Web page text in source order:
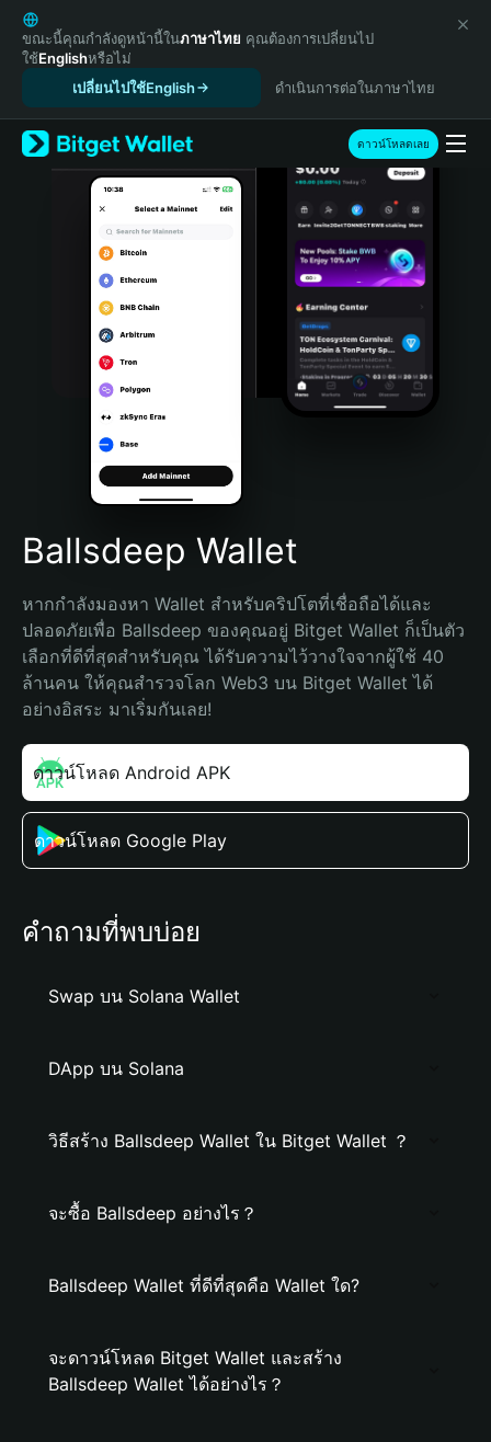
English
日本語
Tiếng Việt
Español (Latinoamérica)
Türkçe
Italiano
Português (Portugal)
Bahasa Indonesia
Português (Brasil)
Español (Argentina)
ขณะนี้คุณกำลังดูหน้านี้ในภาษาไทย คุณต้องการเปลี่ยนไป
ใช้Englishหรือไม่
เปลี่ยนไปใช้English
ดำเนินการต่อในภาษาไทย
ดาวน์โหลดเลย
Ballsdeep Wallet
หากกำลังมองหา Wallet สำหรับคริปโตที่เชื่อถือได้และ
ปลอดภัยเพื่อ Ballsdeep ของคุณอยู่ Bitget Wallet ก็เป็นตัว
เลือกที่ดีที่สุดสำหรับคุณ ได้รับความไว้วางใจจากผู้ใช้ 40
ล้านคน ให้คุณสำรวจโลก Web3 บน Bitget Wallet ได้
อย่างอิสระ มาเริ่มกันเลย!
ดาวน์โหลด Android APK
ดาวน์โหลด Google Play
คำถามที่พบบ่อย
Swap บน Solana Wallet
DApp บน Solana
วิธีสร้าง Ballsdeep Wallet ใน Bitget Wallet ？
จะซื้อ Ballsdeep อย่างไร？
Ballsdeep Wallet ที่ดีที่สุดคือ Wallet ใด?
จะดาวน์โหลด Bitget Wallet และสร้าง
Ballsdeep Wallet ได้อย่างไร？